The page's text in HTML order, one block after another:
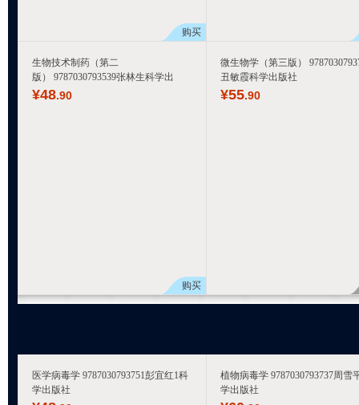
购买
生物技术制药（第二
版） 9787030793539张林生科学出
¥48.90
购买
微生物学（第三版）
丑敏霞科学出版社
¥55.90
医学病毒学 9787030793751彭宜红1科
学出版社
植物病毒学 9787030793737周雪
学出版社